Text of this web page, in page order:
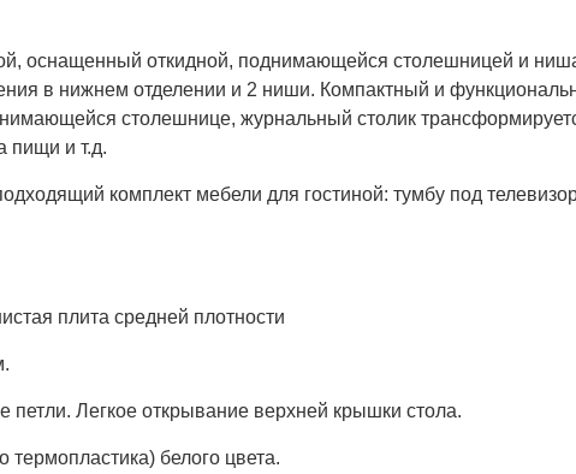
оснащенный откидной, поднимающейся столешницей и
в нижнем отделении и 2 ниши. Компактный и
столешнице, журнальный столик
пищи и т.д.
комплект мебели для гостиной: тумбу под
плита средней плотности
петли. Легкое открывание верхней крышки стола.
термопластика) белого цвета.